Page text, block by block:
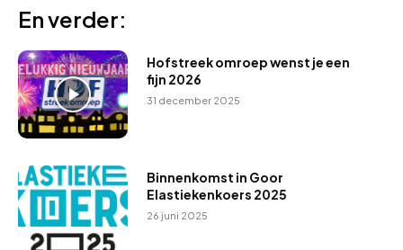
En verder:
Hofstreek omroep wenst je een
fijn 2026
31 december 2025
Binnenkomst in Goor
Elastiekenkoers 2025
26 juni 2025